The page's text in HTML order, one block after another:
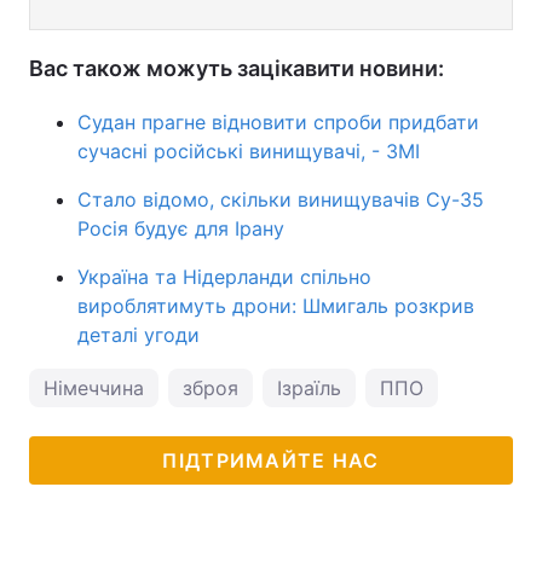
Вас також можуть зацікавити новини:
Судан прагне відновити спроби придбати
сучасні російські винищувачі, - ЗМІ
Стало відомо, скільки винищувачів Су-35
Росія будує для Ірану
Україна та Нідерланди спільно
вироблятимуть дрони: Шмигаль розкрив
деталі угоди
Німеччина зброя Ізраїль ППО
ПІДТРИМАЙТЕ НАС